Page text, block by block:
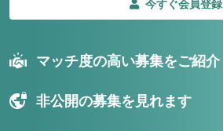
今すぐ会員登録
マッチ度の高い募集をご紹介
非公開の募集を見れます